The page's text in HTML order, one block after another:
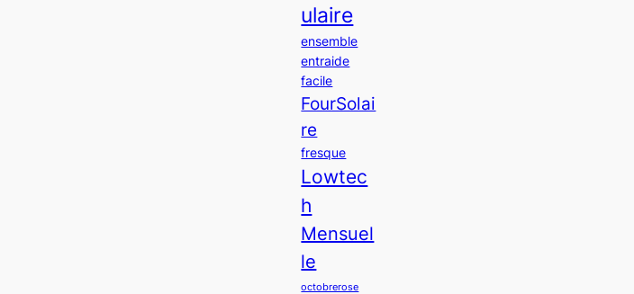
ulaire
ensemble
entraide
facile
FourSolai
re
fresque
Lowtec
h
Mensuel
le
octobrerose